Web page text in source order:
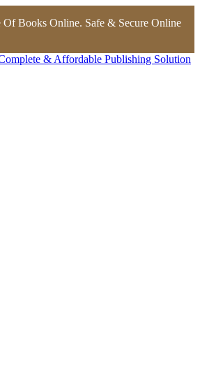
Of Books Online. Safe & Secure Online